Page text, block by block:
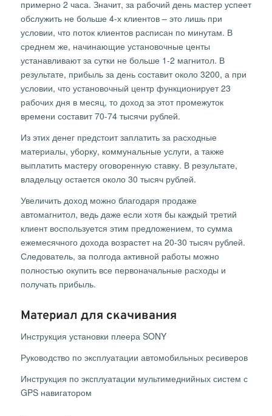
примерно 2 часа. Значит, за рабочий день мастер успеет
обслужить не больше 4-х клиентов – это лишь при
условии, что поток клиентов расписан по минутам. В
среднем же, начинающие установочные центы
устанавливают за сутки не больше 1-2 магнитол. В
результате, прибыль за день составит около 3200, а при
условии, что установочный центр функционирует 23
рабочих дня в месяц, то доход за этот промежуток
времени составит 70-74 тысячи рублей.
Из этих денег предстоит заплатить за расходные
материалы, уборку, коммунальные услуги, а также
выплатить мастеру оговоренную ставку. В результате,
владельцу остается около 30 тысяч рублей.
Увеличить доход можно благодаря продаже
автомагнитол, ведь даже если хотя бы каждый третий
клиент воспользуется этим предложением, то сумма
ежемесячного дохода возрастет на 20-30 тысяч рублей.
Следователь, за полгода активной работы можно
полностью окупить все первоначальные расходы и
получать прибыль.
Материал для скачивания
Инструкция установки плеера SONY
Руководство по эксплуатации автомобильных ресиверов
Инструкция по эксплуатации мультимеднийных систем с
GPS навигатором